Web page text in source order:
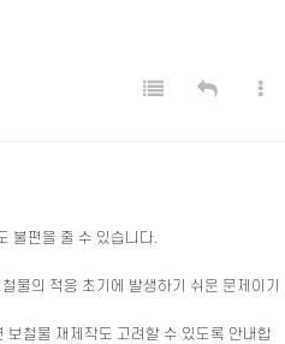
불편을 줄 수 있습니다.
철물의 적응 초기에 발생하기 쉬운 문제이기
보철물 재제작도 고려할 수 있도록 안내합